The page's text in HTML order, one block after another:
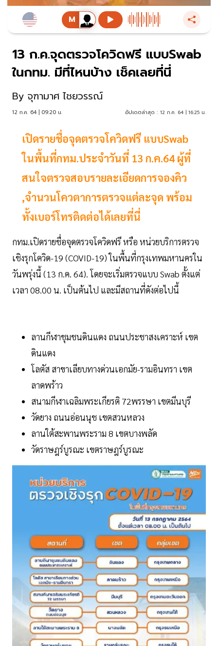
13 ก.ค.จุดตรวจโควิดฟรี แบบSwab
ในกทม. มีที่ไหนบ้าง เช็คเลยที่นี่
By จุฑามาศ ไชยวรรณ์
12 ก.ค. 64 | 09:20 น. อัปเดตล่าสุด : 12 ก.ค. 64 | 16:25 น.
เปิดรายชื่อจุดตรวจโควิดฟรี แบบSwab
ในพื้นที่กทม.ประจำวันที่ 13 ก.ค.64 ผู้ที่
สนใจตรวจสอบรายละเอียดการจองคิว
,จำนวนโควตาการตรวจแต่ละจุด พร้อม
ทั้งเบอร์โทรติดต่อได้เลยที่นี่
กทม.เปิดรายชื่อจุดตรวจโควิดฟรี หรือ หน่วยบริการตรวจ
เชิงรุกโควิด-19 (COVID-19) ในพื้นที่กรุงเทพมหานครใน
วันพรุ่งนี้ (13 ก.ค. 64). โดยจะเริ่มตรวจแบบ Swab ตั้งแต่
เวลา 08.00 น. เป็นต้นไป และมีสถานที่ดังต่อไปนี้
ลานกีฬาชุมชนดินแดง ถนนประชาสงเคราะห์ เขต
ดินแดง
โลตัส สาขาเลียบทางด่วนเอกมัย-รามอินทรา เขต
ลาดพร้าว
สนามกีฬาเฉลิมพระเกียรติ 72พรรษา เขตมีนบุรี
วัดยาง ถนนอ่อนนุช เขตสวนหลวง
ลานใต้สะพานพระราม 8 เขตบางพลัด
วัดราษฎร์บูรณะ เขตราษฎร์บูรณะ